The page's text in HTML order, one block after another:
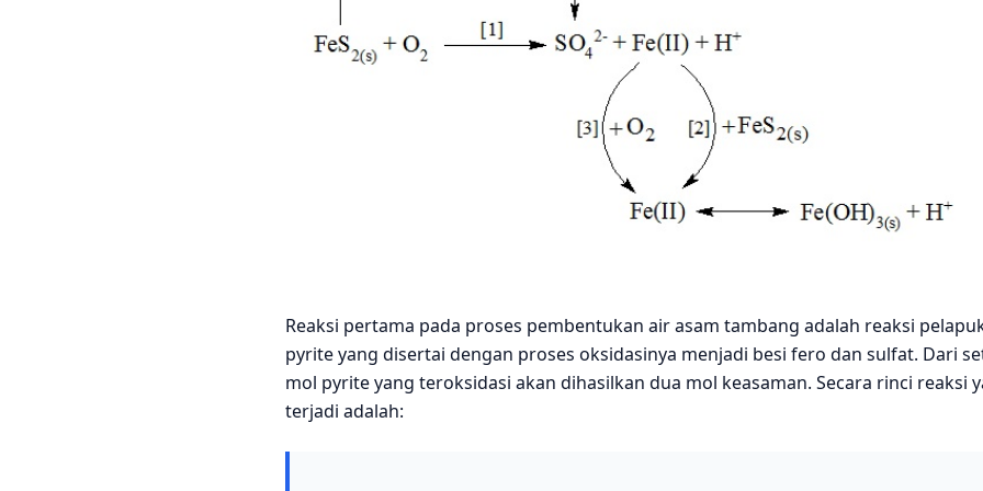
Reaksi pertama pada proses pembentukan air asam tambang adalah reaksi
pyrite yang disertai dengan proses oksidasinya menjadi besi fero dan sulfat. Dari
mol pyrite yang teroksidasi akan dihasilkan dua mol keasaman. Secara rinci reaksi
terjadi adalah: